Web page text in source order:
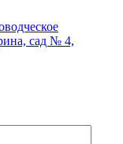
сад № 4,